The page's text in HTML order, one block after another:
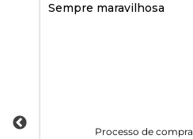
Sempre maravilhosa
Processo de compra